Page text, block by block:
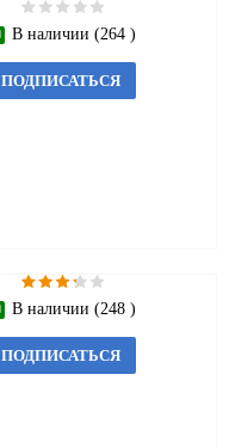
В наличии (264 )
ПОДПИСАТЬСЯ
В наличии (248 )
ПОДПИСАТЬСЯ